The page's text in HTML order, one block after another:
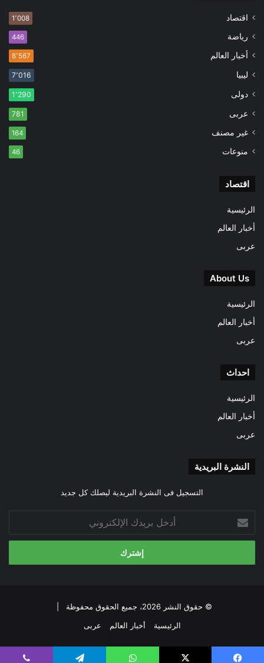
اقتصاد 1٬008
رياضة 446
أخبار العالم 8٬567
ليبيا 7٬016
دولى 1٬290
عربى 781
غير مصنف 164
منوعات 46
اقتصاد
الرئيسية
أخبار العالم
عربى
About Us
الرئيسية
أخبار العالم
عربى
احداث
الرئيسية
أخبار العالم
عربى
النشرة البريدية
التسجيل فى النشرة البريدية ليصلك كل جديد
بريدك
الإلكتروني
© حقوق النشر 2026، جميع الحقوق محفوظة |
الرئيسية
أخبار العالم عربى